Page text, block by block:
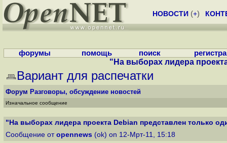
НОВОСТИ (+)
форумы помощь поиск
"На выборах лидера
Вариант для распечатки
Форум Разговоры, обсуждение новостей
Изначальное сообщение
"На выборах лидера проекта Debian представлен только
Сообщение от opennews (ok) on 12-Мрт-11, 15:18